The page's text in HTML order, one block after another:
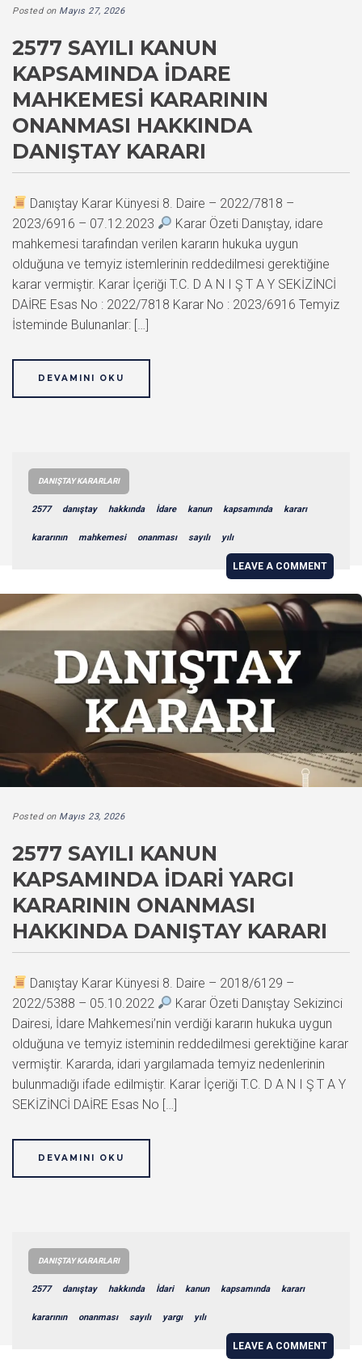
Posted on Mayıs 27, 2026
2577 SAYILI KANUN
KAPSAMINDA İDARE
MAHKEMESI KARARININ
ONANMASI HAKKINDA
DANIŞTAY KARARI
Danıştay Karar Künyesi 8. Daire – 2022/7818 –
2023/6916 – 07.12.2023
Karar Özeti Danıştay, idare
mahkemesi tarafından verilen kararın hukuka uygun
olduğuna ve temyiz istemlerinin reddedilmesi gerektiğine
karar vermiştir. Karar İçeriği T.C. D A N I Ş T A Y SEKİZİNCİ
DAİRE Esas No : 2022/7818 Karar No : 2023/6916 Temyiz
İsteminde Bulunanlar: […]
DEVAMINI OKU
DANIŞTAY KARARLARI
2577 danıştay hakkında İdare kanun kapsamında kararı
kararının mahkemesi onanması sayılı yılı
LEAVE A COMMENT
Posted on Mayıs 23, 2026
2577 SAYILI KANUN
KAPSAMINDA İDARI YARGI
KARARININ ONANMASI
HAKKINDA DANIŞTAY KARARI
Danıştay Karar Künyesi 8. Daire – 2018/6129 –
2022/5388 – 05.10.2022
Karar Özeti Danıştay Sekizinci
Dairesi, İdare Mahkemesi’nin verdiği kararın hukuka uygun
olduğuna ve temyiz isteminin reddedilmesi gerektiğine karar
vermiştir. Kararda, idari yargılamada temyiz nedenlerinin
bulunmadığı ifade edilmiştir. Karar İçeriği T.C. D A N I Ş T A Y
SEKİZİNCİ DAİRE Esas No […]
DEVAMINI OKU
DANIŞTAY KARARLARI
2577 danıştay hakkında İdari kanun kapsamında kararı
kararının onanması sayılı yargı yılı
LEAVE A COMMENT